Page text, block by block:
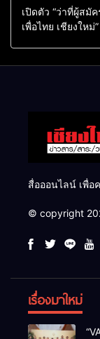
เปิดตัว “ว่าที่ผู้สมั
เพื่อไทย เชียงใหม่
สื่อออนไลน์ เพื่อ
© copyright
เรื่องมาใหม่